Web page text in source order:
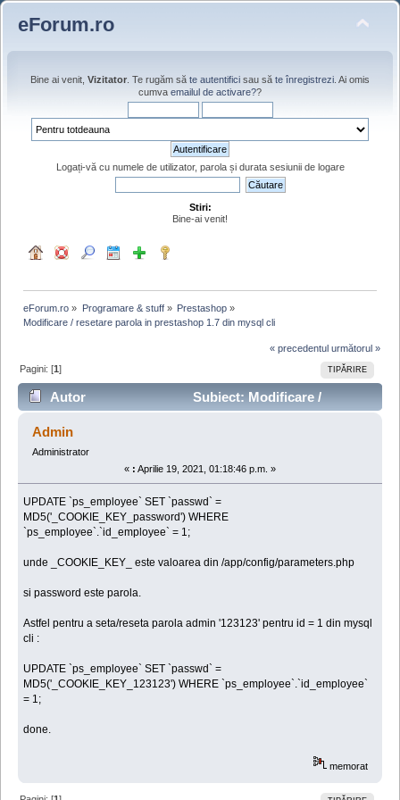
eForum.ro
Bine ai venit, Vizitator . Te rugăm să te autentifici sau să te înregistrezi . Ai omis
cumva emailul de activare??
Logați-vă cu numele de utilizator, parola și durata sesiunii de logare
Stiri:
Bine-ai venit!
eForum.ro » Programare & stuff» Prestashop»
Modificare / resetare parola in prestashop 1.7 din mysql cli
« precedentul următorul »
TIPĂRIRE
Pagini: [1]
Autor
Subiect: Modificare /
resetare parola in prestashop 1.7 din mysql cli (Citit de
55731 ori)
Admin
Administrator
« : Aprilie 19, 2021, 01:18:46 p.m. »
UPDATE `ps_employee` SET `passwd` =
MD5('_COOKIE_KEY_password') WHERE
`ps_employee`.`id_employee` = 1;
unde _COOKIE_KEY_ este valoarea din /app/config/parameters.php
si password este parola.
Astfel pentru a seta/reseta parola admin '123123' pentru id = 1 din mysql
cli :
UPDATE `ps_employee` SET `passwd` =
MD5('_COOKIE_KEY_123123') WHERE `ps_employee`.`id_employee`
= 1;
done.
memorat